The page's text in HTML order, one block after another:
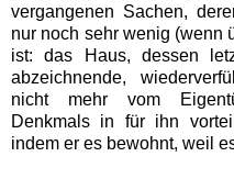
vergangenen Sachen,
nur noch sehr wenig (wenn
ist: das Haus, dessen
abzeichnende,
nicht mehr vom
Denkmals in für ihn
indem er es bewohnt, weil